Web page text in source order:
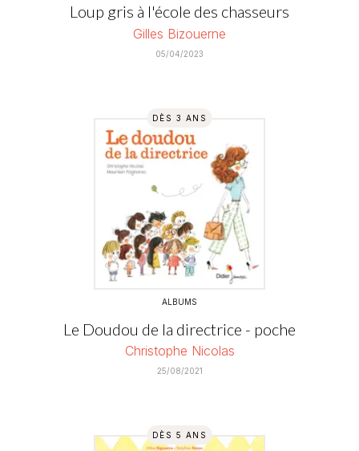
Loup gris à l'école des chasseurs
Gilles Bizouerne
05/04/2023
DÈS 3 ANS
ALBUMS
Le Doudou de la directrice - poche
Christophe Nicolas
25/08/2021
DÈS 5 ANS